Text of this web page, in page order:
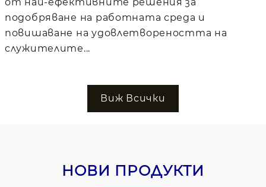
подобряване на работната среда и
повишаване на удовлетвореността на
служителите...
Виж Всички
НОВИ ПРОДУКТИ